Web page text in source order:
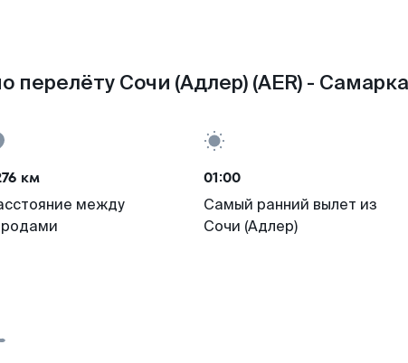
перелёту Сочи (Адлер) (AER) -
км
между
01:00
Самый ранний вылет из
Сочи (Адлер)